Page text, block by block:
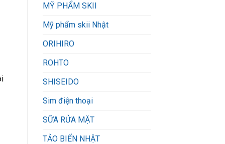
MỸ PHẨM SKII
Mỹ phẩm skii Nhật
ORIHIRO
ROHTO
SHISEIDO
Sim điện thoại
SỮA RỬA MẶT
TẢO BIỂN NHẬT